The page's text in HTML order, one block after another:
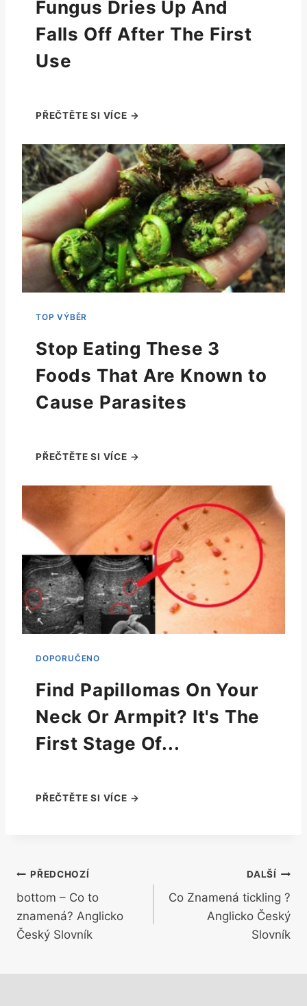
Fungus Dries Up And
Falls Off After The First
Use
Stop Eating These 3
Foods That Are Known to
Cause Parasites
Find Papillomas On Your
Neck Or Armpit? It's The
First Stage Of...
Navigace
pro
příspěvek
PŘEDCHOZÍ
bottom – Co to
znamená? Anglicko
Český Slovník
DALŠÍ
Co Znamená tickling ?
Anglicko Český
Slovník